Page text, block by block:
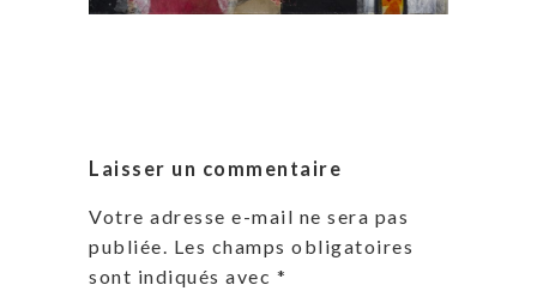
Laisser un commentaire
Votre adresse e-mail ne sera pas
publiée. Les champs obligatoires
sont indiqués avec *